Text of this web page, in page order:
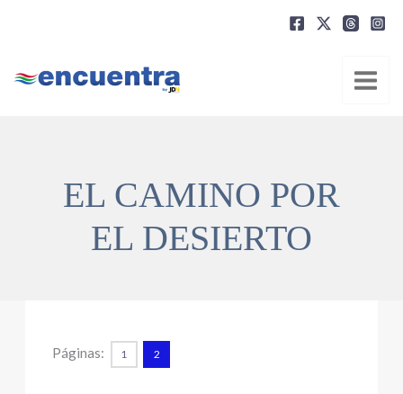
EL CAMINO POR
EL DESIERTO
Páginas: 1 2